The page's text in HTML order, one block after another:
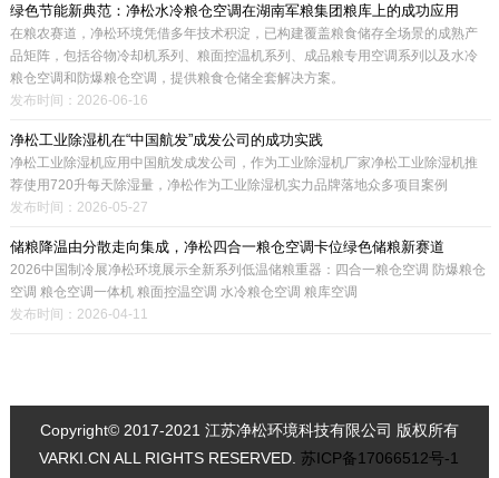
绿色节能新典范：净松水冷粮仓空调在湖南军粮集团粮库上的成功应用
在粮农赛道，净松环境凭借多年技术积淀，已构建覆盖粮食储存全场景的成熟产
品矩阵，包括谷物冷却机系列、粮面控温机系列、成品粮专用空调系列以及水冷
粮仓空调和防爆粮仓空调，提供粮食仓储全套解决方案。
发布时间：2026-06-16
净松工业除湿机在“中国航发”成发公司的成功实践
净松工业除湿机应用中国航发成发公司，作为工业除湿机厂家净松工业除湿机推
荐使用720升每天除湿量，净松作为工业除湿机实力品牌落地众多项目案例
发布时间：2026-05-27
储粮降温由分散走向集成，净松四合一粮仓空调卡位绿色储粮新赛道
2026中国制冷展净松环境展示全新系列低温储粮重器：四合一粮仓空调 防爆粮仓
空调 粮仓空调一体机 粮面控温空调 水冷粮仓空调 粮库空调
发布时间：2026-04-11
Copyright© 2017-2021 江苏净松环境科技有限公司 版权所有
VARKI.CN ALL RIGHTS RESERVED.苏ICP备17066512号-1